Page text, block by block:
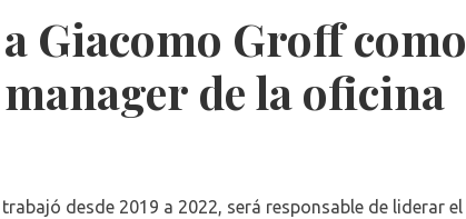
Giacomo Groff como
de la oficina
desde 2019 a 2022, será responsable de liderar el